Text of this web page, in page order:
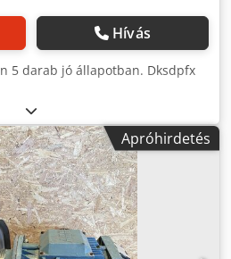
Hívás
5 darab jó állapotban. Dksdpfx
Apróhirdetés